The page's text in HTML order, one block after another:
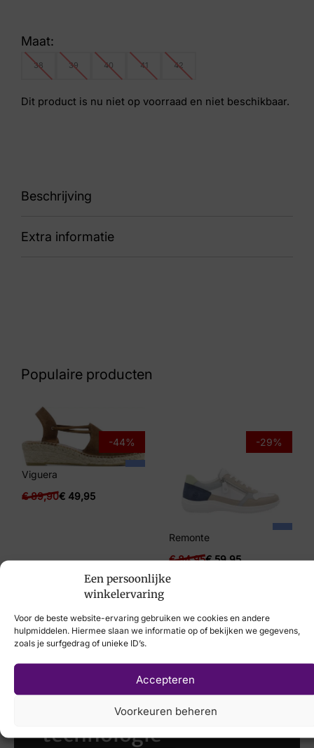
Een persoonlijke
winkelervaring
Voor de beste website-ervaring gebruiken we cookies en andere
hulpmiddelen. Hiermee slaan we informatie op of bekijken we gegevens,
zoals je surfgedrag of unieke ID’s.
Accepteren
Voorkeuren beheren
Maat:
38 39 40 41 42
Dit product is nu niet op voorraad en niet beschikbaar.
Beschrijving
132.1802/30 41.00 Calypso K
Extra informatie
38, 39, 40, 41, 42
Merk
Hartjes
Artikelnummer
Populaire producten
-44%
Viguera
€89,90€ 49,95
-29%
Remonte
€84,95€59,95
Laat uw voeten
met de
nieuwste 3D
technologie